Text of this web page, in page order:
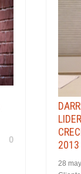
0
2013
28